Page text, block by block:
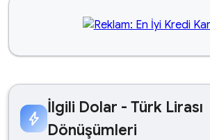
bolt
İlgili Dolar - Türk Lirası
Dönüşümleri